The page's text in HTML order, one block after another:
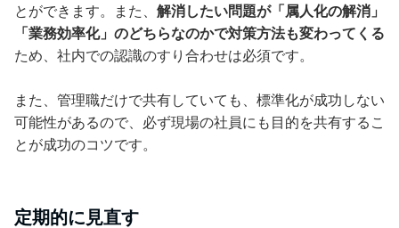
とができます。また、 解消したい問題が「属人化の解消」
「業務効率化」のどちらなのかで対策方法も変わってくる
ため、社内での認識のすり合わせは必須です。
また、管理職だけで共有していても、標準化が成功しない
可能性があるので、必ず現場の社員にも目的を共有するこ
とが成功のコツです。
定期的に見直す